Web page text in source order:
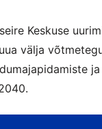
Keskuse
välja